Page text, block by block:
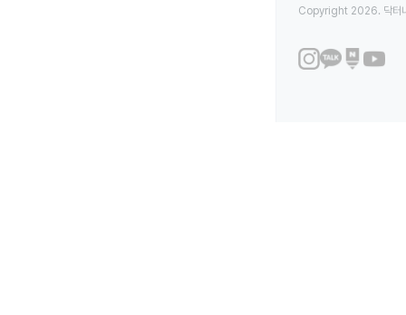
Copyright 2026. 닥터